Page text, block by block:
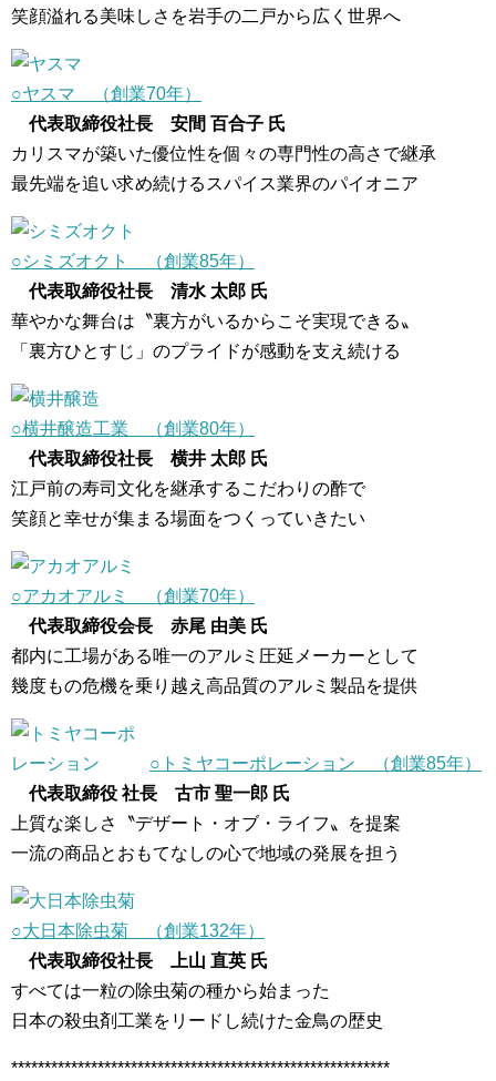
笑顔溢れる美味しさを岩手の二戸から広く世界へ
○ヤスマ （創業70年）
代表取締役社長 安間 百合子 氏
カリスマが築いた優位性を個々の専門性の高さで継承
最先端を追い求め続けるスパイス業界のパイオニア
○シミズオクト （創業85年）
代表取締役社長 清水 太郎 氏
華やかな舞台は〝裏方がいるからこそ実現できる〟
「裏方ひとすじ」のプライドが感動を支え続ける
○横井醸造工業 （創業80年）
代表取締役社長 横井 太郎 氏
江戸前の寿司文化を継承するこだわりの酢で
笑顔と幸せが集まる場面をつくっていきたい
○アカオアルミ （創業70年）
代表取締役会長 赤尾 由美 氏
都内に工場がある唯一のアルミ圧延メーカーとして
幾度もの危機を乗り越え高品質のアルミ製品を提供
○トミヤコーポレーション （創業85年）
代表取締役 社長 古市 聖一郎 氏
上質な楽しさ〝デザート・オブ・ライフ〟を提案
一流の商品とおもてなしの心で地域の発展を担う
○大日本除虫菊 （創業132年）
代表取締役社長 上山 直英 氏
すべては一粒の除虫菊の種から始まった
日本の殺虫剤工業をリードし続けた金鳥の歴史
*********************************************************